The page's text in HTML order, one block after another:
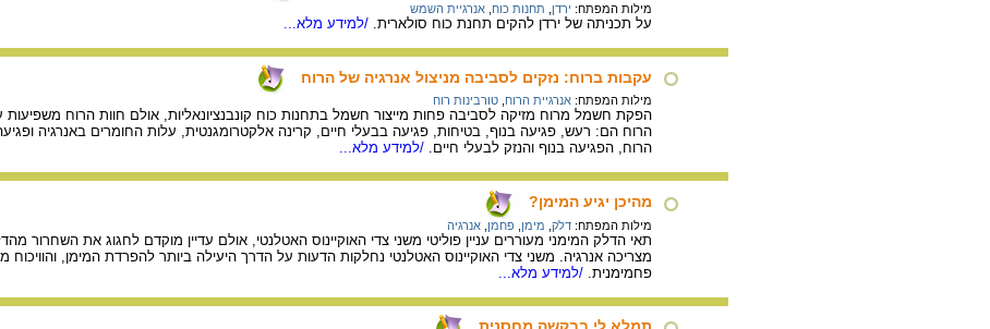
מילות המפתח: ירדן תחנות כוח אנרגיית השמש
על תכניתה של ירדן להקים תחנת כוח סולארית. /למידע מלא...
עקבות ברוח: נזקים לסביבה מניצול אנרגיה של הרוח
מילות המפתח: אנרגיית הרוח טורבינות רוח
הפקת חשמל מרוח מזיקה לסביבה פחות מייצור חשמל בתחנות כוח קונבנציונאליות, אולם חוות הרוח
הרוח הם: רעש, פגיעה בנוף, בטיחות, פגיעה בבעלי חיים, קרינה אלקטרומגנטית, עלות החומרים באנרגיה
הרוח, הפגיעה בנוף והנזק לבעלי חיים. /למידע מלא...
מהיכן יגיע המימן?
מילות המפתח: דלק מימן פחמן אנרגיה
תאי הדלק המימני מעוררים עניין פוליטי משני צדי האוקיינוס האטלנטי, אולם עדיין מוקדם לחגוג את השחרור
מצריכה אנרגיה. משני צדי האוקיינוס האטלנטי נחלקות הדעות על הדרך היעילה ביותר להפרדת המימן,
פחמימנית. /למידע מלא...